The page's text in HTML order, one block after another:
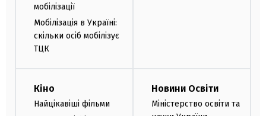
мобілізації
Мобілізація в Україні:
скільки осіб мобілізує
ТЦК
Кіно
Найцікавіші фільми
Новини Освіти
Міністерство освіти та